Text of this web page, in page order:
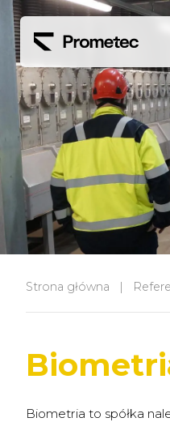
Strona główna |
Biometria to spółka